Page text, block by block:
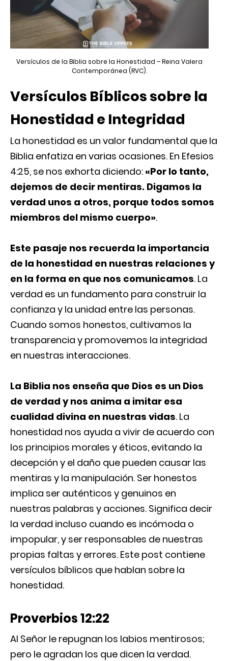
Versículos de la Biblia sobre la Honestidad – Reina Valera
Contemporánea (RVC).
Versículos Bíblicos sobre la
Honestidad e Integridad
La honestidad es un valor fundamental que la
Biblia enfatiza en varias ocasiones. En Efesios
4:25, se nos exhorta diciendo: «Por lo tanto,
dejemos de decir mentiras. Digamos la
verdad unos a otros, porque todos somos
miembros del mismo cuerpo».
Este pasaje nos recuerda la importancia
de la honestidad en nuestras relaciones y
en la forma en que nos comunicamos. La
verdad es un fundamento para construir la
confianza y la unidad entre las personas.
Cuando somos honestos, cultivamos la
transparencia y promovemos la integridad
en nuestras interacciones.
La Biblia nos enseña que Dios es un Dios
de verdad y nos anima a imitar esa
cualidad divina en nuestras vidas. La
honestidad nos ayuda a vivir de acuerdo con
los principios morales y éticos, evitando la
decepción y el daño que pueden causar las
mentiras y la manipulación. Ser honestos
implica ser auténticos y genuinos en
nuestras palabras y acciones. Significa decir
la verdad incluso cuando es incómoda o
impopular, y ser responsables de nuestras
propias faltas y errores. Este post contiene
versículos bíblicos que hablan sobre la
honestidad.
Proverbios 12:22
Al Señor le repugnan los labios mentirosos;
pero le agradan los que dicen la verdad.